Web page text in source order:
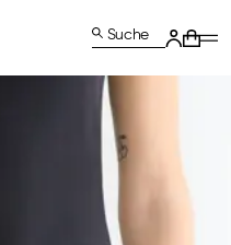
Suche